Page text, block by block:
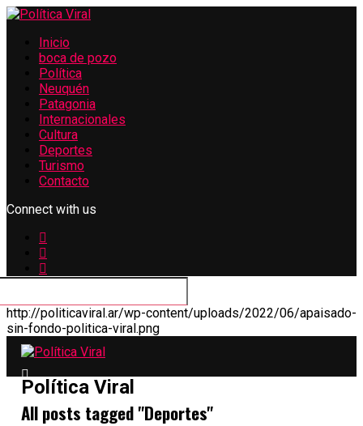
Inicio
boca de pozo
Política
Neuquén
Patagonia
Internacionales
Cultura
Deportes
Turismo
Contacto
Connect with us
http://politicaviral.ar/wp-content/uploads/2022/06/apaisado-
sin-fondo-politica-viral.png
Política Viral
All posts tagged "Deportes"